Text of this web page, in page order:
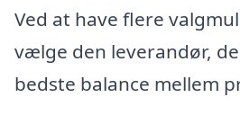
Ved at have flere
vælge den leverandør,
bedste balance mellem